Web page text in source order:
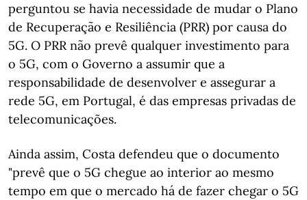
perguntou se havia necessidade de mudar o Plano
de Recuperação e Resiliência (PRR) por causa do
5G. O PRR não prevê qualquer investimento para
o 5G, com o Governo a assumir que a
responsabilidade de desenvolver e assegurar a
rede 5G, em Portugal, é das empresas privadas de
telecomunicações.
Ainda assim, Costa defendeu que o documento
"prevê que o 5G chegue ao interior ao mesmo
tempo em que o mercado há de fazer chegar o 5G